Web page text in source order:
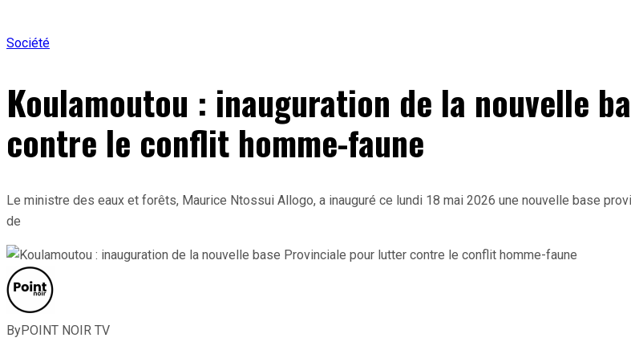
Société
Koulamoutou : inauguration de la nouvelle
contre le conflit homme-faune
Le ministre des eaux et forêts, Maurice Ntossui Allogo, a inauguré ce lundi 18 mai 2026 une nouvelle base
de
ByPOINT NOIR TV